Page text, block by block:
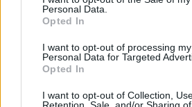
Personal Data.
Opted In
I want to opt-out of processing my
Personal Data for Targeted
Opted In
I want to opt-out of Collection,
1958, Galerie Espace
N.V. Klein Heilingland
36, Haarlem. Kiállítási
plakát. Litográfia, papír.
Jelzés nélkül. Bálint
rendezett hollandiai
Bálint Endre (1915-1986):
André Balint. 14 december -
Espace N.V. Klein
1942